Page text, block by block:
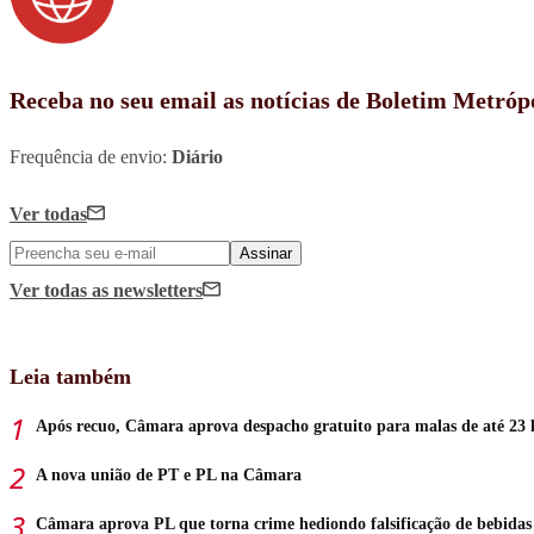
Receba no seu email as notícias de Boletim
Frequência de envio: Diário
Ver todas
Assinar
Ver todas as newsletters
Leia também
Após recuo, Câmara aprova despacho gratuito para malas de até 23
A nova união de PT e PL na Câmara
Câmara aprova PL que torna crime hediondo falsificação de bebidas